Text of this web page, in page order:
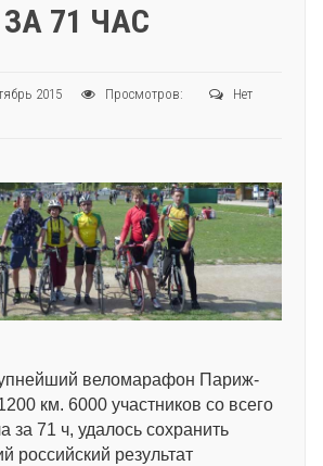
71 ЧАС
2015 Просмотров:
Нет
веломарафон Париж-
км. 6000 участников со всего
за 71 ч, удалось сохранить
российский результат